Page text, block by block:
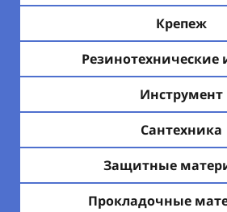
Крепеж
Резинотехнические
Инструмент
Сантехника
Защитные
Прокладочные